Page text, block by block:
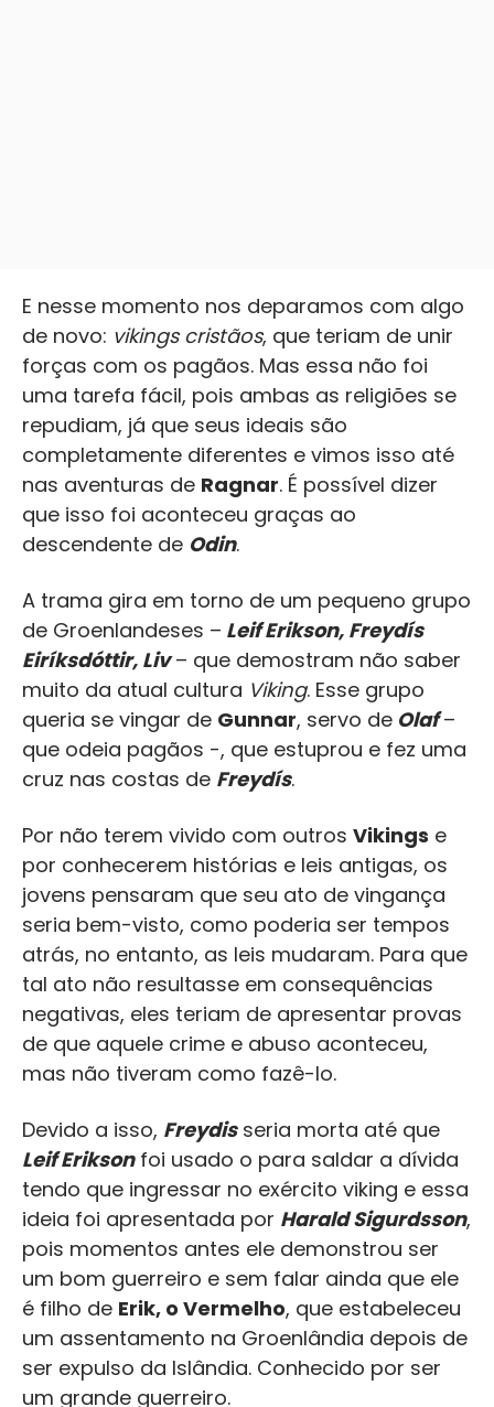
E nesse momento nos deparamos com algo
de novo: vikings cristãos, que teriam de unir
forças com os pagãos. Mas essa não foi
uma tarefa fácil, pois ambas as religiões se
repudiam, já que seus ideais são
completamente diferentes e vimos isso até
nas aventuras de Ragnar. É possível dizer
que isso foi aconteceu graças ao
descendente de Odin.
A trama gira em torno de um pequeno grupo
de Groenlandeses – Leif Erikson, Freydís
Eiríksdóttir, Liv– que demostram não saber
muito da atual cultura Viking. Esse grupo
queria se vingar de Gunnar, servo de Olaf–
que odeia pagãos -, que estuprou e fez uma
cruz nas costas de Freydís.
Por não terem vivido com outros Vikings e
por conhecerem histórias e leis antigas, os
jovens pensaram que seu ato de vingança
seria bem-visto, como poderia ser tempos
atrás, no entanto, as leis mudaram. Para que
tal ato não resultasse em consequências
negativas, eles teriam de apresentar provas
de que aquele crime e abuso aconteceu,
mas não tiveram como fazê-lo.
Devido a isso, Freydisseria morta até que
Leif Eriksonfoi usado o para saldar a dívida
tendo que ingressar no exército viking e essa
ideia foi apresentada por Harald Sigurdsson,
pois momentos antes ele demonstrou ser
um bom guerreiro e sem falar ainda que ele
é filho de Erik, o Vermelho, que estabeleceu
um assentamento na Groenlândia depois de
ser expulso da Islândia. Conhecido por ser
um grande guerreiro.